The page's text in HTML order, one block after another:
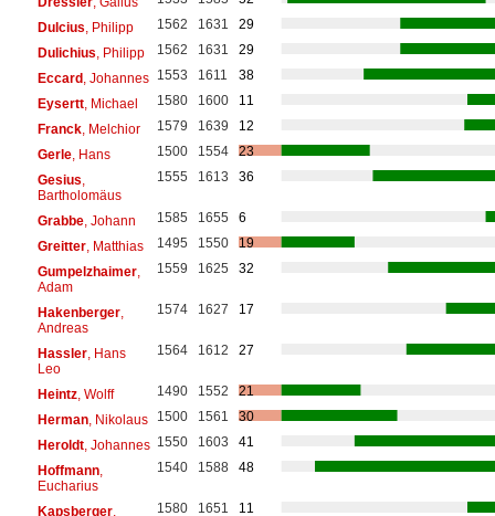
Dulcius , Philipp 1562 1631
29
Dulichius , Philipp 1562 1631
29
Eccard, Johannes 1553 1611
38
Eysertt, Michael 1580 1600
11
Franck, Melchior 1579 1639
12
Gerle, Hans 1500 1554
23
Gesius
Bartholomäus
1555 1613 36
Grabbe, Johann 1585 1655
6
Greitter, Matthias 1495 1550
19
Gumpelzhaimer,
Adam
1559 1625 32
Hakenberger,
Andreas
1574 1627 17
Hassler, Hans
Leo
1564 1612 27
Heintz, Wolff 1490 1552
21
Herman, Nikolaus 1500 1561
30
Heroldt, Johannes 1550 1603
41
Hoffmann,
Eucharius
1540 1588 48
Kapsberger,
1580 1651 11